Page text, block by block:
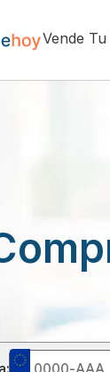
Vende